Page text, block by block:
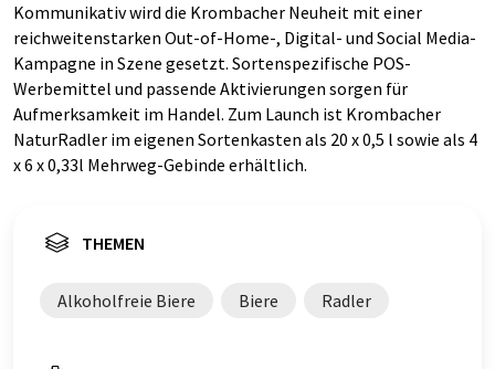
Kommunikativ wird die Krombacher Neuheit mit einer
reichweitenstarken Out-of-Home-, Digital- und Social Media-
Kampagne in Szene gesetzt. Sortenspezifische POS-
Werbemittel und passende Aktivierungen sorgen für
Aufmerksamkeit im Handel. Zum Launch ist Krombacher
NaturRadler im eigenen Sortenkasten als 20 x 0,5 l sowie als 4
x 6 x 0,33l Mehrweg-Gebinde erhältlich.
THEMEN
Alkoholfreie Biere Biere Radler